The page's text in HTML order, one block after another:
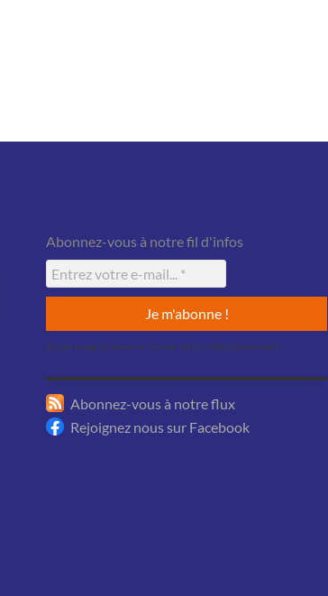
Abonnez-vous à notre fil d'infos
Aucun usage commercial ne sera fait de votre adresse mail.
Abonnez-vous à notre flux
Rejoignez nous sur Facebook